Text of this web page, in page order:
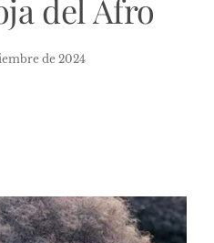
del Afro
de 2024